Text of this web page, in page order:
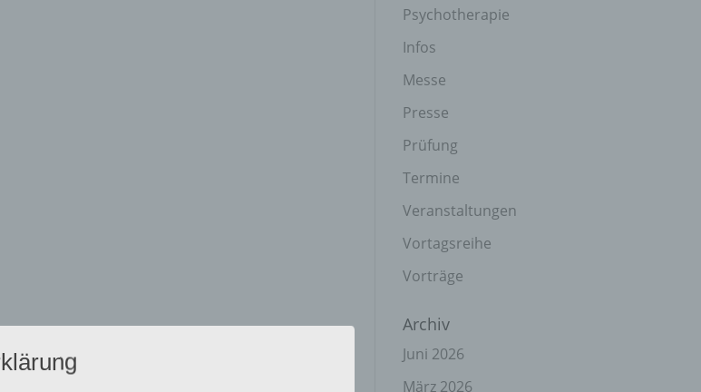
Psychotherapie
Infos
Messe
Presse
Prüfung
Termine
Veranstaltungen
Vortagsreihe
Vorträge
Archiv
Juni 2026
März 2026